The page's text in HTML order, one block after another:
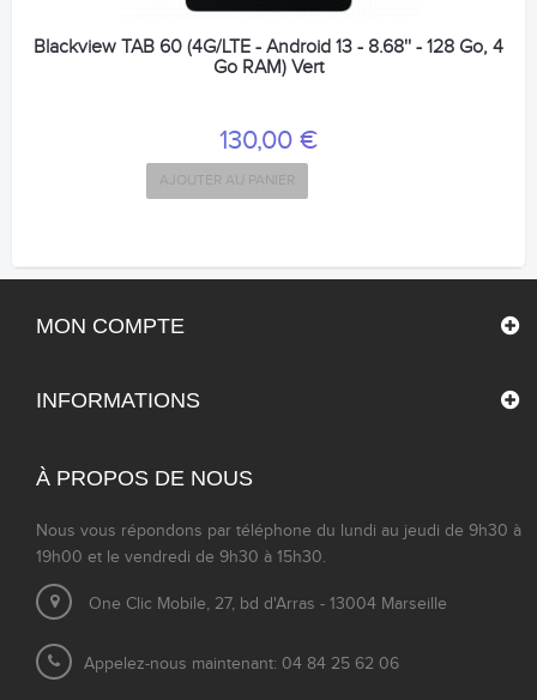
Blackview TAB 60 (4G/LTE - Android 13 - 8.68'' - 128 Go, 4
Go RAM) Vert
130,00 €
AJOUTER AU PANIER
MON COMPTE
INFORMATIONS
À PROPOS DE NOUS
Nous vous répondons par téléphone du lundi au jeudi de 9h30 à
19h00 et le vendredi de 9h30 à 15h30.
One Clic Mobile, 27, bd d'Arras - 13004 Marseille
Appelez-nous maintenant: 04 84 25 62 06